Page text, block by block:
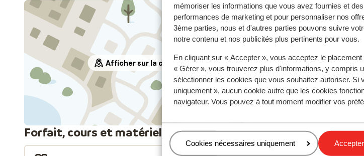
mémoriser les informations que vous avez fournies et
performances de marketing et pour personnaliser nos
3ème parties, nous et d'autres parties pouvons suivre
notre contenu et nos publicités plus pertinents pour vous.
En cliquant sur « Accepter », vous acceptez le
« Gérer », vous trouverez plus d'informations, y compris
sélectionner les cookies que vous souhaitez autoriser.
uniquement », aucun cookie autre que les cookies
navigateur. Vous pouvez à tout moment modifier vos
Gérer
Cookies nécessaires uniquement Accepter
Afficher sur la carte
À proximité
Distance du centre-ville:
Hébergement différents/
Distance jusqu'aux pistes
Distance jusqu'a l'arrêt du
mètres
Distance jusqu'aux
Forfait, cours et matériel de ski